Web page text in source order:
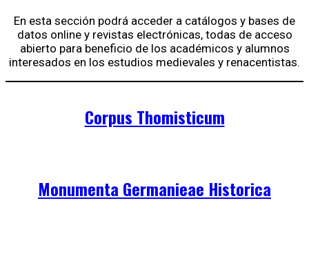
En esta sección podrá acceder a catálogos y bases de
datos online y revistas electrónicas, todas de acceso
abierto para beneficio de los académicos y alumnos
interesados en los estudios medievales y renacentistas.
Corpus Thomisticum
Monumenta Germanieae Historica